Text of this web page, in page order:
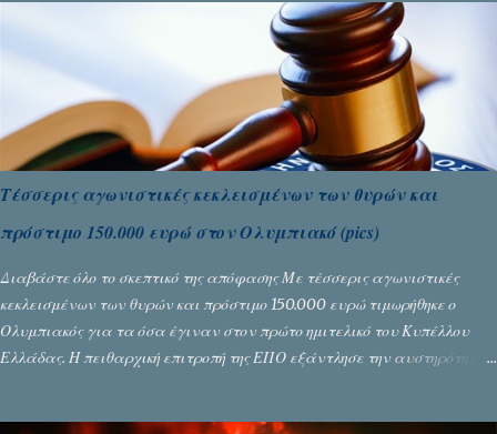
Τέσσερις αγωνιστικές κεκλεισμένων των θυρών και
πρόστιμο 150.000 ευρώ στον Ολυμπιακό (pics)
Διαβάστε όλο το σκεπτικό της απόφασης Με τέσσερις αγωνιστικές
κεκλεισμένων των θυρών και πρόστιμο 150.000 ευρώ τιμωρήθηκε ο
Ολυμπιακός για τα όσα έγιναν στον πρώτο ημιτελικό του Κυπέλλου
Ελλάδας. Η πειθαρχική επιτροπή της ΕΠΟ εξάντλησε την αυστηρότητά